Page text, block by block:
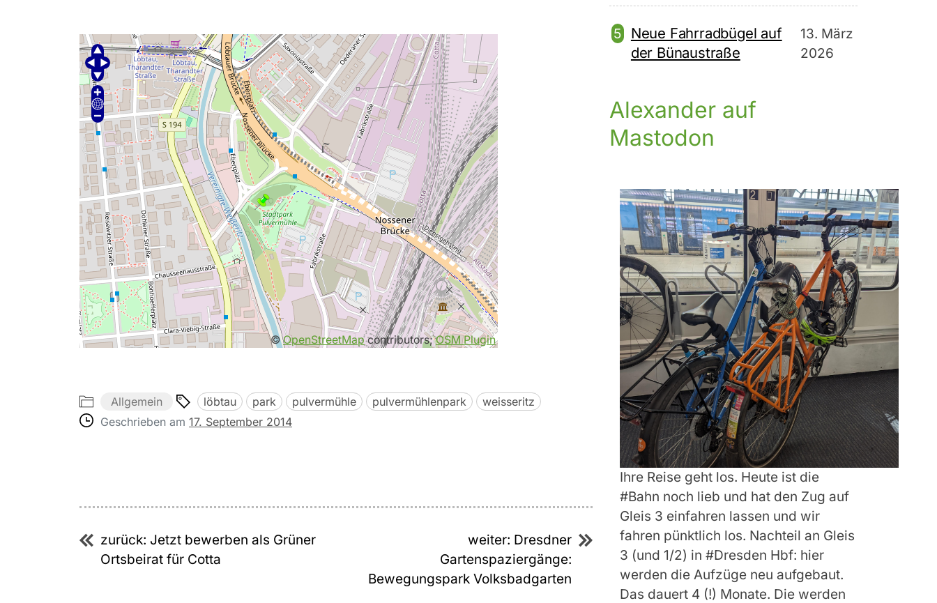
©OpenStreetMapcontributors;OSM Plugin
Allgemein löbtau park pulvermühle pulvermühlenpark
weisseritz
Geschrieben am 17. September 2014
zurück: Jetzt bewerben als Grüner
Ortsbeirat für Cotta
weiter: Dresdner
Gartenspaziergänge:
Bewegungspark Volksbadgarten
Neue Fahrradbügel auf
der Bünaustraße
13. März
2026
Alexander auf
Mastodon
Ihre Reise geht los. Heute ist die
#Bahn noch lieb und hat den Zug auf
Gleis 3 einfahren lassen und wir
fahren pünktlich los. Nachteil an Gleis
3 (und 1/2) in #Dresden Hbf: hier
werden die Aufzüge neu aufgebaut.
Das dauert 4 (!) Monate. Die werden